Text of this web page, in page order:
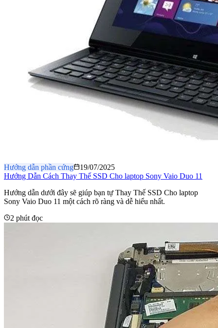
Hướng dẫn phần cứng
19/07/2025
Hướng Dẫn Cách Thay Thế SSD Cho laptop Sony Vaio Duo 11
Hướng dẫn dưới đây sẽ giúp bạn tự Thay Thế SSD Cho laptop
Sony Vaio Duo 11 một cách rõ ràng và dễ hiểu nhất.
2 phút đọc